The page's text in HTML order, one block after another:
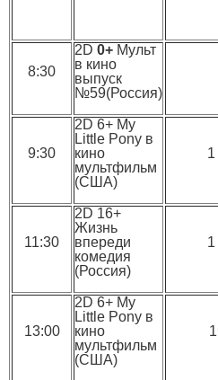
8:30
2D 0+ Мульт
в кино
выпуск
№59(Россия)
9:30
2D 6+ My
Little Pony в
кино
мультфильм
(США)
11:30
2D 16+
Жизнь
впереди
комедия
(Россия)
13:00
2D 6+ My
Little Pony в
кино
мультфильм
(США)